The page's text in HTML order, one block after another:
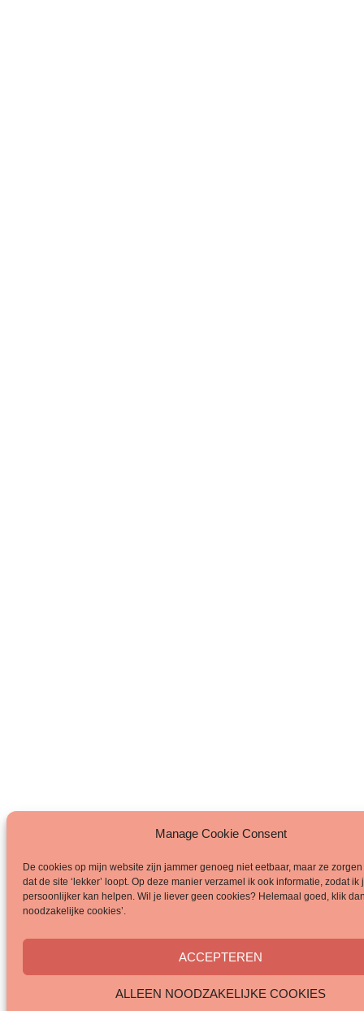
Manage Cookie Consent
De cookies op mijn website zijn jammer genoeg niet eetbaar, maar ze
dat de site ‘lekker’ loopt. Op deze manier verzamel ik ook informatie, zodat ik
persoonlijker kan helpen. Wil je liever geen cookies? Helemaal goed, klik
noodzakelijke cookies’.
ACCEPTEREN
ALLEEN NOODZAKELIJKE COOKIES